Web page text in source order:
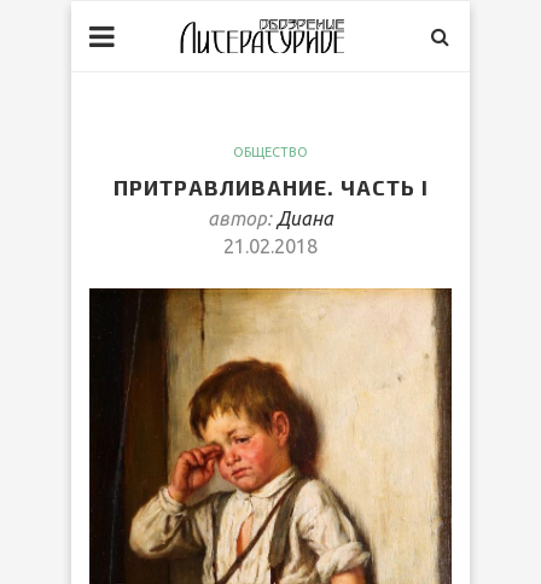
ОБЩЕСТВО
ПРИТРАВЛИВАНИЕ. ЧАСТЬ I
автор:Диана
21.02.2018